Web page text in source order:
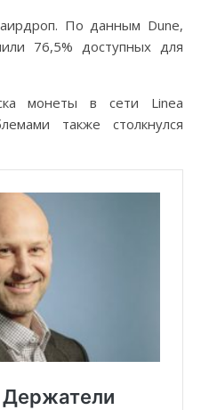
По данным Dune,
76,5% доступных для
монеты в сети Linea
также столкнулся